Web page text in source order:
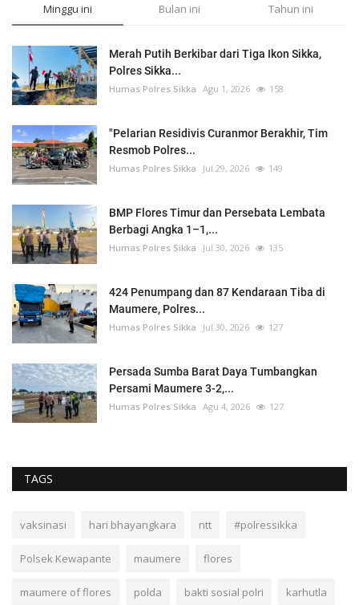
Minggu ini Bulan ini Tahun ini
Merah Putih Berkibar dari Tiga Ikon Sikka,
Polres Sikka...
Humas Polres Sikka Agu 1, 2026 158
"Pelarian Residivis Curanmor Berakhir, Tim
Resmob Polres...
Humas Polres Sikka Jul 29, 2026 149
BMP Flores Timur dan Persebata Lembata
Berbagi Angka 1–1,...
Humas Polres Sikka Jul 30, 2026 135
424 Penumpang dan 87 Kendaraan Tiba di
Maumere, Polres...
Humas Polres Sikka Jul 30, 2026 127
Persada Sumba Barat Daya Tumbangkan
Persami Maumere 3-2,...
Humas Polres Sikka Agu 4, 2026 127
TAGS
vaksinasi hari bhayangkara ntt #polressikka
Polsek Kewapante maumere flores
maumere of flores polda bakti sosial polri karhutla